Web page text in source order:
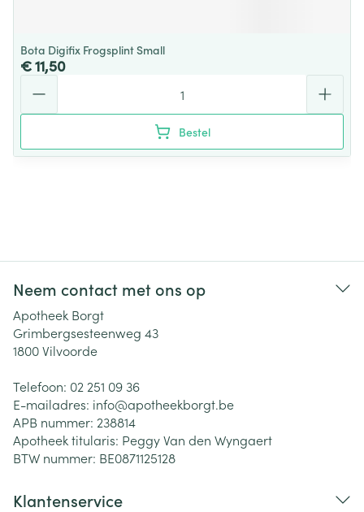
Bota Digifix Frogsplint Small
€ 11,50
Bestel
Neem contact met ons op
Apotheek Borgt
Grimbergsesteenweg 43
1800Vilvoorde
Telefoon: 02 251 09 36
E-mailadres: info@apotheekborgt.be
APB nummer: 238814
Apotheek titularis: Peggy Van den Wyngaert
BTW nummer: BE0871125128
Klantenservice